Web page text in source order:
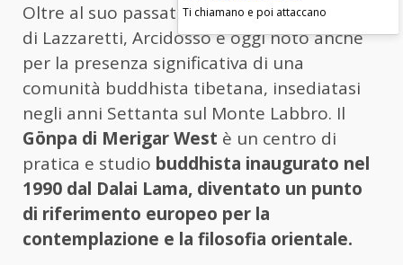
Oltre al suo passato medievale e alla storia
di Lazzaretti, Arcidosso è oggi noto anche
per la presenza significativa di una
comunità buddhista tibetana, insediatasi
negli anni Settanta sul Monte Labbro. Il
Gönpa di Merigar West è un centro di
pratica e studio buddhista inaugurato nel
1990 dal Dalai Lama, diventato un punto
di riferimento europeo per la
contemplazione e la filosofia orientale.
Ti chiamano e poi attaccano